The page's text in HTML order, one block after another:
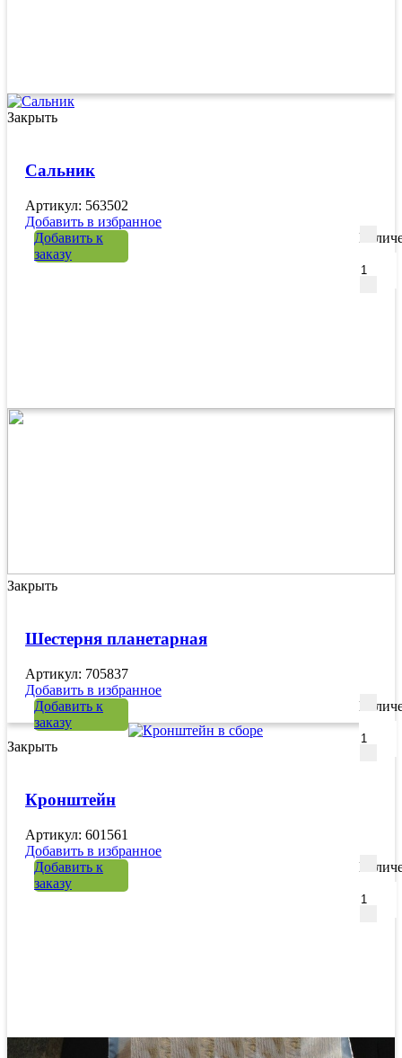
Закрыть
Сальник
Артикул: 563502
Добавить в избранное
Добавить к
заказу
Закрыть
Шестерня планетарная
Артикул: 705837
Добавить в избранное
Добавить к
заказу
Закрыть
Кронштейн
Артикул: 601561
Добавить в избранное
Добавить к
заказу